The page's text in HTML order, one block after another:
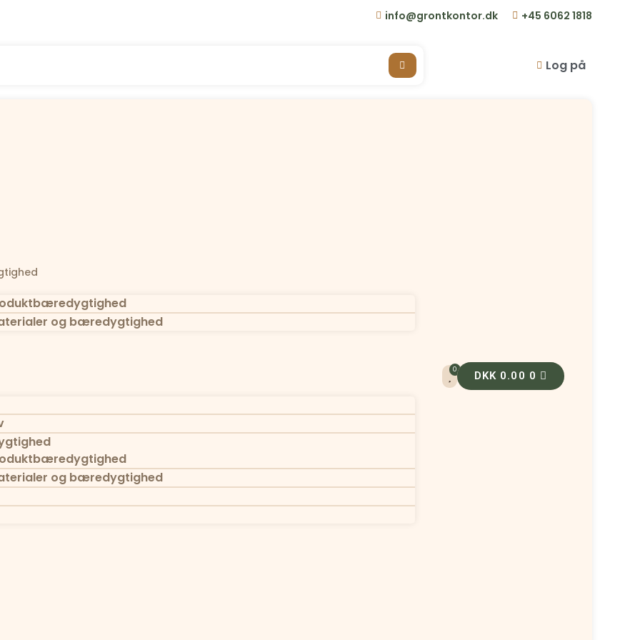
info@grontkontor.dk +45 6062 1818
Log på
og bæredygtighed
og bæredygtighed
0
DKK 0.00 0